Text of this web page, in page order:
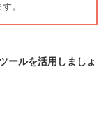
。
ールを活用しましょ